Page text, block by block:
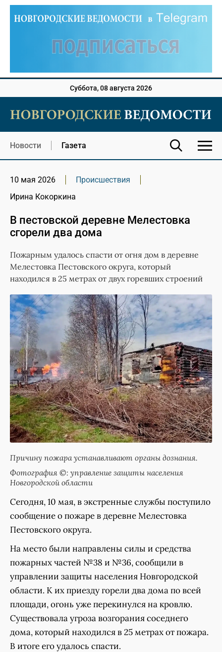
Суббота, 08 августа 2026
Новости Газета
10 мая 2026
Происшествия
Ирина Кокоркина
В пестовской деревне Мелестовка
сгорели два дома
Пожарным удалось спасти от огня дом в деревне
Мелестовка Пестовского округа, который
находился в 25 метрах от двух горевших строений
Причину пожара устанавливают органы дознания.
Фотография ©: управление защиты населения
Новгородской области
Сегодня, 10 мая, в экстренные службы поступило
сообщение о пожаре в деревне Мелестовка
Пестовского округа.
На место были направлены силы и средства
пожарных частей №38 и №36, сообщили в
управлении защиты населения Новгородской
области. К их приезду горели два дома по всей
площади, огонь уже перекинулся на кровлю.
Существовала угроза возгорания соседнего
дома, который находился в 25 метрах от пожара.
В итоге его удалось спасти.